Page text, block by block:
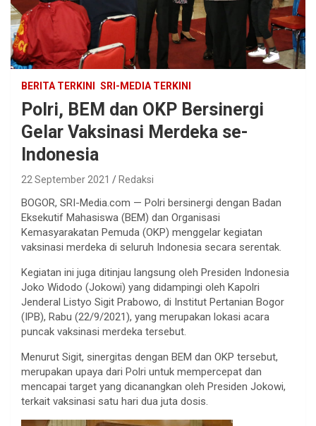
BERITA TERKINI SRI-MEDIA TERKINI
Polri, BEM dan OKP Bersinergi
Gelar Vaksinasi Merdeka se-
Indonesia
22 September 2021 Redaksi
BOGOR, SRI-Media.com — Polri bersinergi dengan Badan
Eksekutif Mahasiswa (BEM) dan Organisasi
Kemasyarakatan Pemuda (OKP) menggelar kegiatan
vaksinasi merdeka di seluruh Indonesia secara serentak.
Kegiatan ini juga ditinjau langsung oleh Presiden Indonesia
Joko Widodo (Jokowi) yang didampingi oleh Kapolri
Jenderal Listyo Sigit Prabowo, di Institut Pertanian Bogor
(IPB), Rabu (22/9/2021), yang merupakan lokasi acara
puncak vaksinasi merdeka tersebut.
Menurut Sigit, sinergitas dengan BEM dan OKP tersebut,
merupakan upaya dari Polri untuk mempercepat dan
mencapai target yang dicanangkan oleh Presiden Jokowi,
terkait vaksinasi satu hari dua juta dosis.